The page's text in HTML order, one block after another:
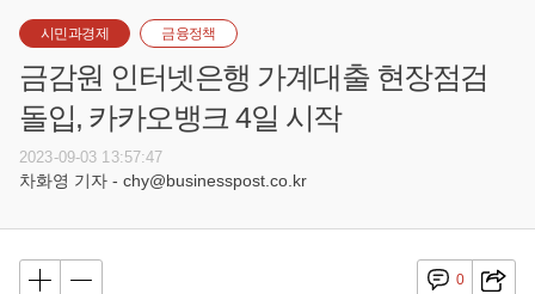
시민과경제 금융정책
금감원 인터넷은행 가계대출 현장점검
돌입, 카카오뱅크 4일 시작
2023-09-03 13:57:47
차화영 기자 - chy@businesspost.co.kr
0